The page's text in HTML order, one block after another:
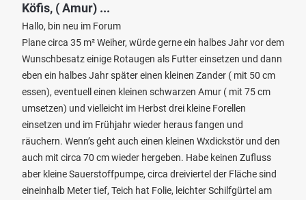
Köfis, ( Amur) ...
Hallo, bin neu im Forum
Plane circa 35 m² Weiher, würde gerne ein halbes Jahr vor dem
Wunschbesatz einige Rotaugen als Futter einsetzen und dann
eben ein halbes Jahr später einen kleinen Zander ( mit 50 cm
essen), eventuell einen kleinen schwarzen Amur ( mit 75 cm
umsetzen) und vielleicht im Herbst drei kleine Forellen
einsetzen und im Frühjahr wieder heraus fangen und
räuchern. Wenn’s geht auch einen kleinen Wxdickstör und den
auch mit circa 70 cm wieder hergeben. Habe keinen Zufluss
aber kleine Sauerstoffpumpe, circa dreiviertel der Fläche sind
eineinhalb Meter tief, Teich hat Folie, leichter Schilfgürtel am